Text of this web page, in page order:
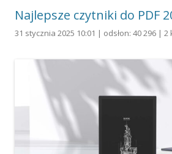
Najlepsze czytniki do PDF
31 stycznia 2025 10:01 | odsłon: 40 296 | 2